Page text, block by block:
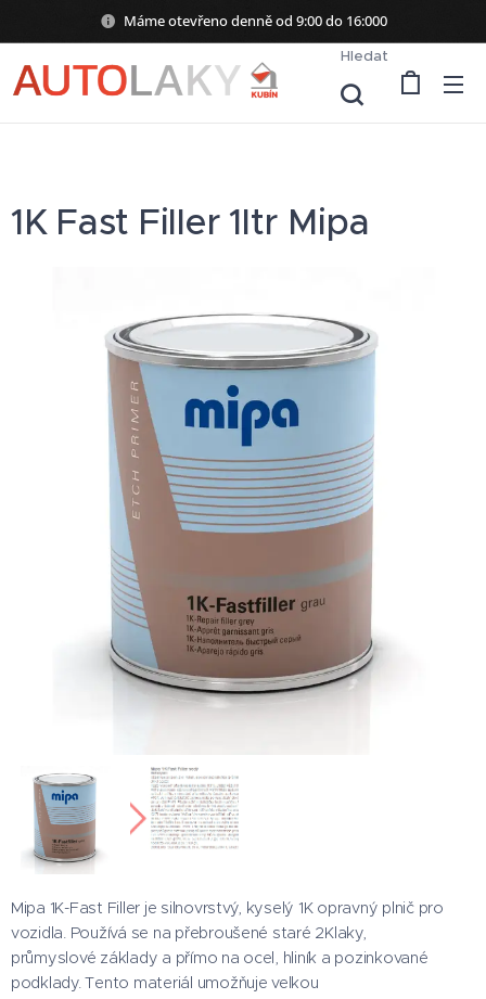
Máme otevřeno denně od 9:00 do 16:000
Hledat
1K Fast Filler 1ltr Mipa
Mipa 1K-Fast Filler je silnovrstvý, kyselý 1K opravný plnič pro
vozidla. Používá se na přebroušené staré 2Klaky,
průmyslové základy a přímo na ocel, hliník a pozinkované
podklady. Tento materiál umožňuje velkou